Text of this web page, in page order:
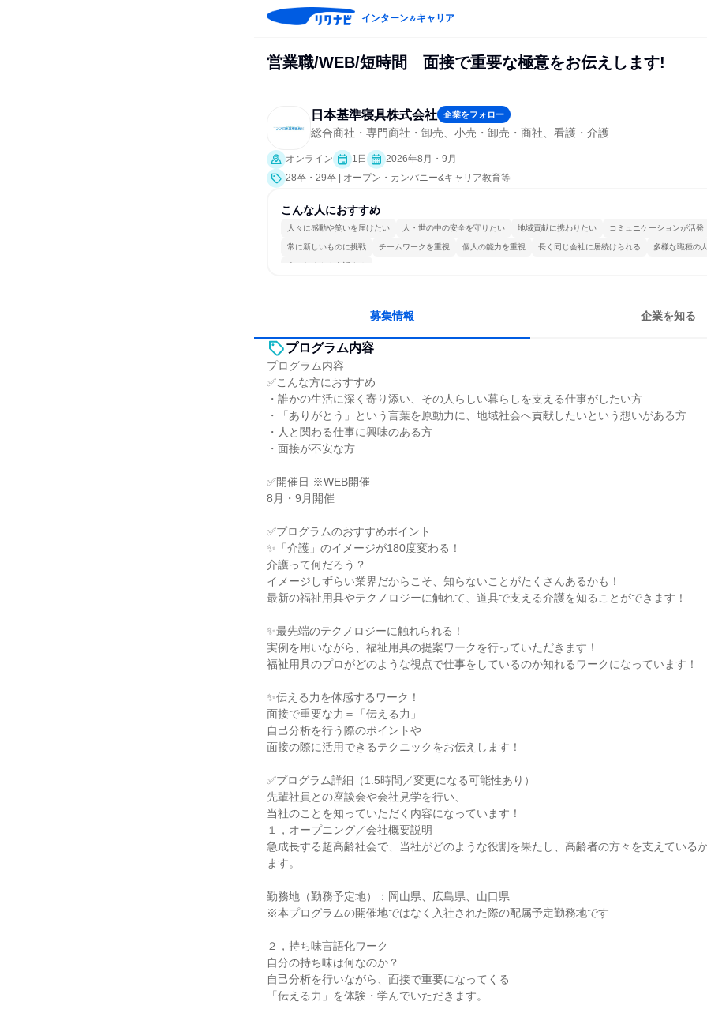
インターン＆キャリア
営業職/WEB/短時間 面接で重要な極意をお伝えします!
日本基準寝具株式会社 企業をフォロー
総合商社・専門商社・卸売、小売・卸売・商社、看護・介護
オンライン 1日
2026年8月・9月
28卒・29卒 | オープン・カンパニー&キャリア教育等
こんな人におすすめ
人々に感動や笑いを届けたい 人・世の中の安全を守りたい 地域貢献に携わりたい コミュニケーションが活発
常に新しいものに挑戦 チームワークを重視 個人の能力を重視 長く同じ会社に居続けられる 多様な職種の
人とたくさん会話する
募集情報 企業を知る
プログラム内容
プログラム内容
✅こんな方におすすめ
・誰かの生活に深く寄り添い、その人らしい暮らしを支える仕事がしたい方
・「ありがとう」という言葉を原動力に、地域社会へ貢献したいという想いがある方
・人と関わる仕事に興味のある方
・面接が不安な方
✅開催日 ※WEB開催
8月・9月開催
✅プログラムのおすすめポイント
✨「介護」のイメージが180度変わる！
介護って何だろう？
イメージしずらい業界だからこそ、知らないことがたくさんあるかも！
最新の福祉用具やテクノロジーに触れて、道具で支える介護を知ることができます！
✨最先端のテクノロジーに触れられる！
実例を用いながら、福祉用具の提案ワークを行っていただきます！
福祉用具のプロがどのような視点で仕事をしているのか知れるワークになっています！
✨伝える力を体感するワーク！
面接で重要な力＝「伝える力」
自己分析を行う際のポイントや
面接の際に活用できるテクニックをお伝えします！
✅プログラム詳細（1.5時間／変更になる可能性あり）
先輩社員との座談会や会社見学を行い、
当社のことを知っていただく内容になっています！
１，オープニング／会社概要説明
急成長する超高齢社会で、当社がどのような役割を果たし、高齢者の方々を支えている
ます。
勤務地（勤務予定地）：岡山県、広島県、山口県
※本プログラムの開催地ではなく入社された際の配属予定勤務地です
２，持ち味言語化ワーク
自分の持ち味は何なのか？
自己分析を行いながら、面接で重要になってくる
「伝える力」を体験・学んでいただきます。